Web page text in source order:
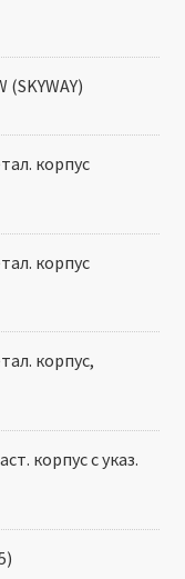
корпус
корпус
корпус,
корпус с указ.